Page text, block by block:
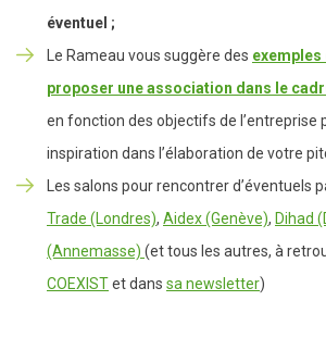
éventuel ;
Le Rameau vous suggère des exemples
proposer une association dans le
en fonction des objectifs de l’entreprise
inspiration dans l’élaboration de votre
Les salons pour rencontrer d’éventuels
Trade (Londres), Aidex (Genève), Dihad
(Annemasse) (et tous les autres, à
COEXISTet dans sa newsletter)